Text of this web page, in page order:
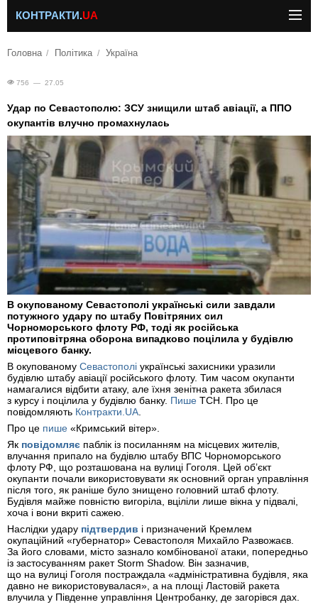
КОНТРАКТИ.UA
Головна Політика Україна
756 — 27.05
Удар по Севастополю: ЗСУ знищили штаб авіації, а ППО
окупантів влучно промахнулась
В окупованому Севастополі українські сили завдали
потужного удару по штабу Повітряних сил
Чорноморського флоту РФ, тоді як російська
протиповітряна оборона випадково поцілила у будівлю
місцевого банку.
В окупованому Севастополі українські захисники уразили
будівлю штабу авіації російського флоту. Тим часом окупанти
намагалися відбити атаку, але їхня зенітна ракета збилася
з курсу і поцілила у будівлю банку. Пише ТСН. Про це
повідомляють Контракти.UA.
Про це пише «Кримський вітер».
Як повідомляє паблік із посиланням на місцевих жителів,
влучання припало на будівлю штабу ВПС Чорноморського
флоту РФ, що розташована на вулиці Гоголя. Цей об’єкт
окупанти почали використовувати як основний орган управління
після того, як раніше було знищено головний штаб флоту.
Будівля майже повністю вигоріла, вціліли лише вікна у підвалі,
хоча і вони вкриті сажею.
Наслідки удару підтвердив і призначений Кремлем
окупаційний «губернатор» Севастополя Михайло Развожаєв.
За його словами, місто зазнало комбінованої атаки, попередньо
із застосуванням ракет Storm Shadow. Він зазначив,
що на вулиці Гоголя постраждала «адміністративна будівля, яка
давно не використовувалася», а на площі Ластовій ракета
влучила у Південне управління Центробанку, де загорівся дах.